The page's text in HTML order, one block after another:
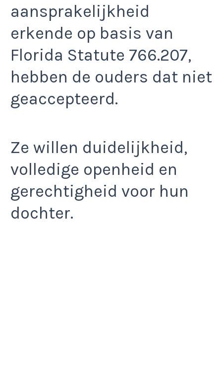
aansprakelijkheid
erkende op basis van
Florida Statute 766.207,
hebben de ouders dat niet
geaccepteerd.
Ze willen duidelijkheid,
volledige openheid en
gerechtigheid voor hun
dochter.